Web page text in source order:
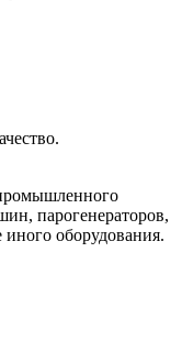
парогенераторов,
оборудования.